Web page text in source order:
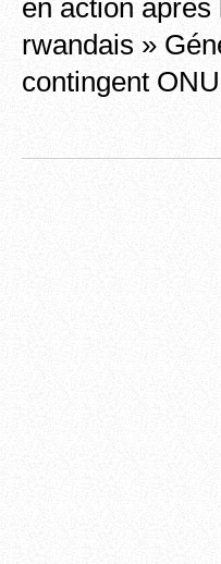
en action après
rwandais »
contingent